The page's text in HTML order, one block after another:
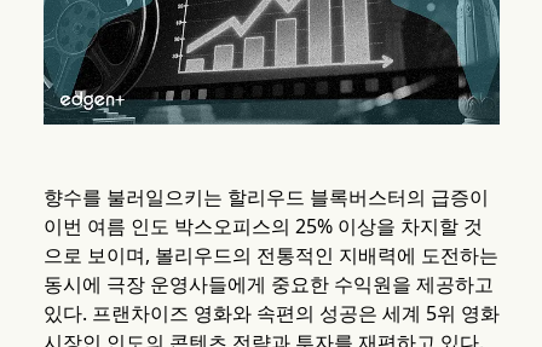
향수를 불러일으키는 할리우드 블록버스터의 급증이
이번 여름 인도 박스오피스의 25% 이상을 차지할 것
으로 보이며, 볼리우드의 전통적인 지배력에 도전하는
동시에 극장 운영사들에게 중요한 수익원을 제공하고
있다. 프랜차이즈 영화와 속편의 성공은 세계 5위 영화